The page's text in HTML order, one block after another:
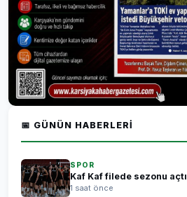
📅 GÜNÜN HABERLERI
SPOR
Kaf Kaf filede sezonu açtı
1 saat önce